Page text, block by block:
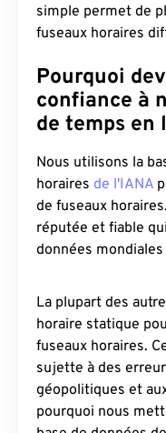
simple permet de
fuseaux horaires
Pourquoi
confiance à
de temps en
Nous utilisons la
horaires de l'IANA
de fuseaux
réputée et fiable
données
La plupart des
horaire statique
fuseaux horaires.
sujette à des
géopolitiques et
pourquoi nous